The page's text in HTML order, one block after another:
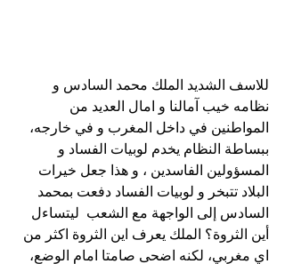
للاسف الشديد الملك محمد السادس و
نظامه خيب آمالنا و امال العديد من
المواطنين في داخل المغرب و في خارجه،
ببساطة النظام يخدم لوبيات الفساد و
المسؤولين الفاسدين ، و هذا جعل خيرات
البلاد تتبخر و لوبيات الفساد دفعت بمحمد
السادس إلى الواجهة مع الشعب  ليتساءل
أين الثروة؟ الملك يعرف اين الثروة اكثر من
اي مغربي، لكنه اضحى صامتا امام الوضع،